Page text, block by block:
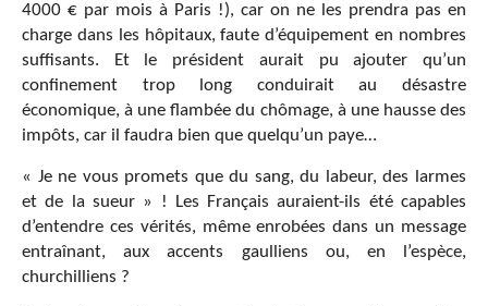
4000 € par mois à Paris !), car on ne les prendra pas en
charge dans les hôpitaux, faute d’équipement en nombres
suffisants. Et le président aurait pu ajouter qu’un
confinement trop long conduirait au désastre
économique, à une flambée du chômage, à une hausse des
impôts, car il faudra bien que quelqu’un paye…
« Je ne vous promets que du sang, du labeur, des larmes
et de la sueur » ! Les Français auraient-ils été capables
d’entendre ces vérités, même enrobées dans un message
entraînant, aux accents gaulliens ou, en l’espèce,
churchilliens ?